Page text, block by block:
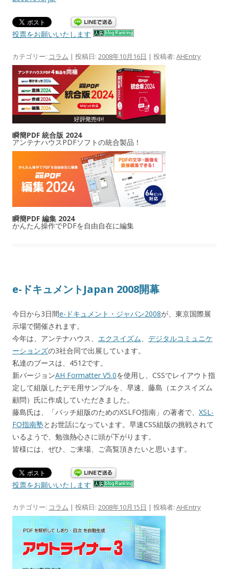
投票をお願いいたします
カテゴリー: コラム | 投稿日: 2008年10月16日 | 投稿者: AHEntry
瞬簡PDF 統合版 2024
アンテナハウスPDFソフトの統合製品！
瞬簡PDF 編集 2024
かんたん操作でPDFを自由自在に編集
e-ドキュメントJapan 2008開幕
今日から3日間e-ドキュメント・ジャパン2008が、東京国際展
示場で開催されます。
今年は、アンテナハウス、 エクスイズム
デジタルコミュニケ
ーションズの3社合同で出展しています。
私達のブースは、4512です。
新バージョンAH Formatter V5.0を使用し、CSSでレイアウト指
定して組版したデモ用サンプルを、早速、藤島（エクスイズム
顧問）氏に作成していただきました。
藤島氏は、「バッチ組版のためのXSLFO指南」の著者で、 XSL-
FO指南塾とお世話になっています。早速CSS組版の挑戦されて
いるようで、勉強熱心さに頭が下がります。
皆様には、ぜひ、ご来場、ご高覧頂きたいと思います。
投票をお願いいたします
カテゴリー: コラム | 投稿日: 2008年10月15日 | 投稿者: AHEntry